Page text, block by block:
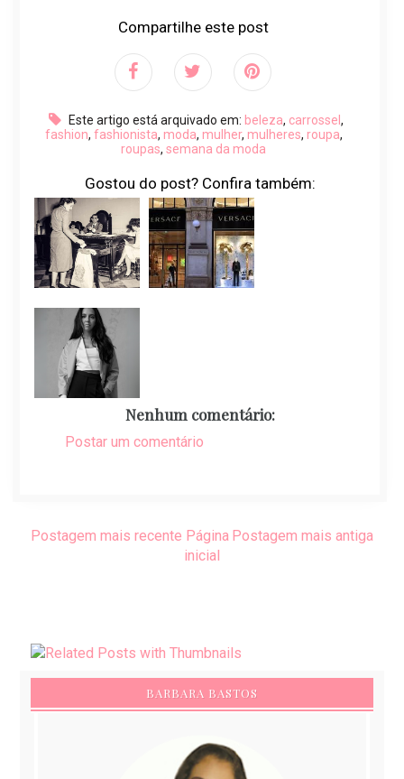
Compartilhe este post
Este artigo está arquivado em: beleza, carrossel ,
fashion, fashionista, moda, mulher, mulheres, roupa,
roupas, semana da moda
Gostou do post? Confira também:
Nenhum comentário:
Postar um comentário
Postagem mais recente Postagem mais antiga
Página
inicial
BARBARA BASTOS